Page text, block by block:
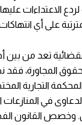
لردع الاعتداءات
على أي
تعد من بين
المحكمة التجارية
في المنازعات
وخصص القانون